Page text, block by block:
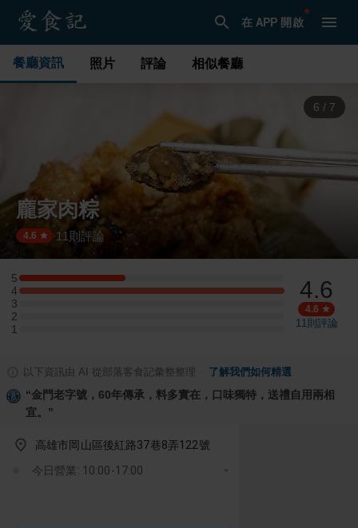
在 APP 開啟
餐廳資訊 照片 評論 相似餐廳
6 / 7
龐家肉粽
4.6 ·11 則評論
5
5 星：2 則評論
4
4 星：5 則評論
3
3 星：0 則評論
2
2 星：0 則評論
1
1 星：0 則評論
4.6
4.6
11則評論
以下資訊由 AI 從部落客食記彙整整理 了解我們如何精選
“金門老字號，60年傳承，料多實在，口味獨特，送禮自用兩相
宜。 ”
高雄市岡山區後紅路37巷8弄122號
今日營業: 10:00-17:00